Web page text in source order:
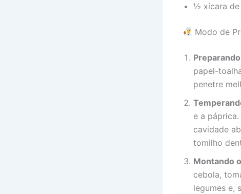
½ xícara de
Modo de
papel-
penetre
e a
cavidade
tomilho
Montando
cebola,
legumes e,